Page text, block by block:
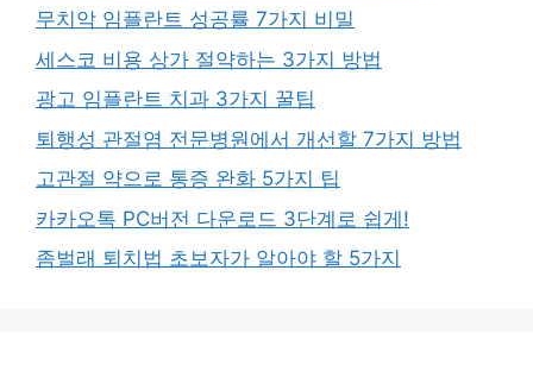
무치악 임플란트 성공률 7가지 비밀
세스코 비용 상가 절약하는 3가지 방법
광고 임플란트 치과 3가지 꿀팁
퇴행성 관절염 전문병원에서 개선할 7가지 방법
고관절 약으로 통증 완화 5가지 팁
카카오톡 PC버전 다운로드 3단계로 쉽게!
좀벌래 퇴치법 초보자가 알아야 할 5가지